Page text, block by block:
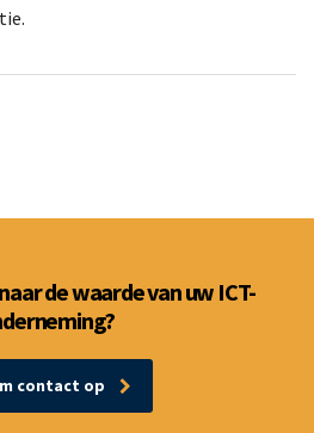
de waarde van uw ICT-
contact op